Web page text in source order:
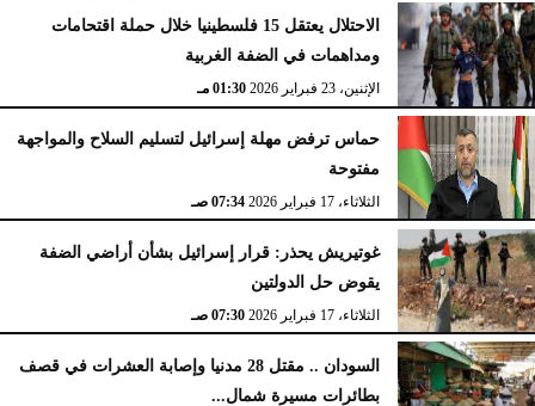
الإثنين، 23 فبراير 2026 02:15 مـ
الاحتلال يعتقل 15 فلسطينيا خلال حملة اقتحامات
ومداهمات في الضفة الغربية
الإثنين، 23 فبراير 2026 01:30 مـ
حماس ترفض مهلة إسرائيل لتسليم السلاح والمواجهة
مفتوحة
الثلاثاء، 17 فبراير 2026 07:34 صـ
غوتيريش يحذر: قرار إسرائيل بشأن أراضي الضفة
يقوض حل الدولتين
الثلاثاء، 17 فبراير 2026 07:30 صـ
السودان .. مقتل 28 مدنيا وإصابة العشرات في قصف
بطائرات مسيرة شمال...